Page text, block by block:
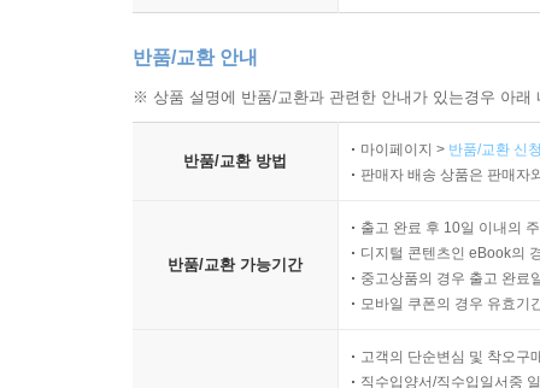
반품/교환 안내
※ 상품 설명에 반품/교환과 관련한 안내가 있는경우 아
반품/교환 방법
마이페이지 > 반품/교환 신
판매자 배송 상품은 판매자
반품/교환 가능기간
출고 완료 후 10일 이내의
디지털 콘텐츠인 eBook의
중고상품의 경우 출고 완료
모바일 쿠폰의 경우 유효기
고객의 단순변심 및 착오구
직수입양서/직수입일서중